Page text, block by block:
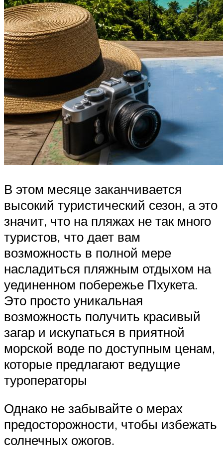
В этом месяце заканчивается
высокий туристический сезон, а это
значит, что на пляжах не так много
туристов, что дает вам
возможность в полной мере
насладиться пляжным отдыхом на
уединенном побережье Пхукета.
Это просто уникальная
возможность получить красивый
загар и искупаться в приятной
морской воде по доступным ценам,
которые предлагают ведущие
туроператоры
Однако не забывайте о мерах
предосторожности, чтобы избежать
солнечных ожогов.